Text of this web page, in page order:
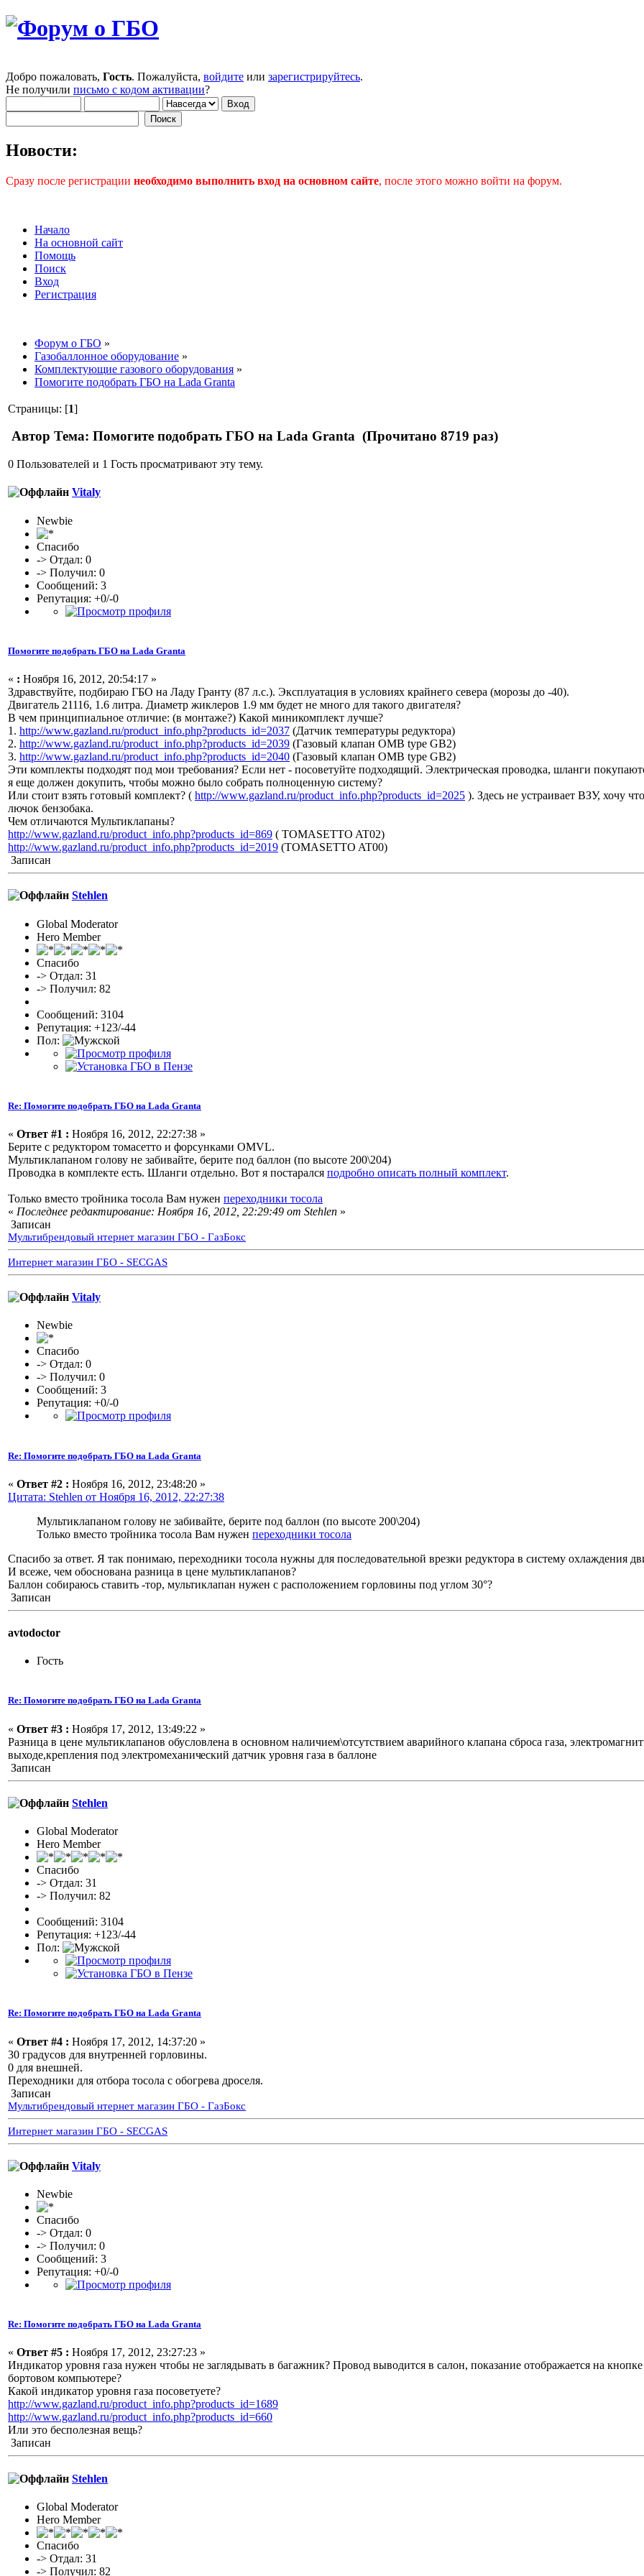
Добро пожаловать, Гость. Пожалуйста, войдите или зарегистрируйтесь.
Не получили письмо с кодом активации?
Новости:
Сразу после регистрации необходимо выполнить вход на основном сайте, после этого можно войти на форум.
Начало
На основной сайт
Помощь
Поиск
Вход
Регистрация
Форум о ГБО »
Газобаллонное оборудование »
Комплектующие газового оборудования »
Помогите подобрать ГБО на Lada Granta
Страницы: [1]
Автор Тема: Помогите подобрать ГБО на Lada Granta (Прочитано 8719 раз)
0 Пользователей и 1 Гость просматривают эту тему.
Vitaly
Newbie
Спасибо
-> Отдал: 0
-> Получил: 0
Сообщений: 3
Репутация: +0/-0
Помогите подобрать ГБО на Lada Granta
« : Ноября 16, 2012, 20:54:17 »
Здравствуйте, подбираю ГБО на Ладу Гранту (87 л.с.). Эксплуатация в условиях крайнего севера (морозы до -40).
Двигатель 21116, 1.6 литра. Диаметр жиклеров 1.9 мм будет не много для такого двигателя?
В чем принципиальное отличие: (в монтаже?) Какой миникомплект лучше?
1. http://www.gazland.ru/product_info.php?products_id=2037 (Датчик температуры редуктора)
2. http://www.gazland.ru/product_info.php?products_id=2039 (Газовый клапан ОМВ type GB2)
3. http://www.gazland.ru/product_info.php?products_id=2040 (Газовый клапан ОМВ type GB2)
Эти комплекты подходят под мои требования? Если нет - посоветуйте подходящий. Электрическая проводка, шланги
я еще должен докупить, чтобы можно было собрать полноценную систему?
Или стоит взять готовый комплект? ( http://www.gazland.ru/product_info.php?products_id=2025 ). Здесь не устраивает ВЗУ, хочу
лючок бензобака.
Чем отличаются Мультиклапаны?
http://www.gazland.ru/product_info.php?products_id=869 ( TOMASETTO AT02)
http://www.gazland.ru/product_info.php?products_id=2019 (TOMASETTO AT00)
Записан
Stehlen
Global Moderator
Hero Member
Спасибо
-> Отдал: 31
-> Получил: 82
Сообщений: 3104
Репутация: +123/-44
Пол:
Re: Помогите подобрать ГБО на Lada Granta
« Ответ #1 : Ноября 16, 2012, 22:27:38 »
Берите с редуктором томасетто и форсунками OMVL.
Мультиклапаном голову не забивайте, берите под баллон (по высоте 200\204)
Проводка в комплекте есть. Шланги отдельно. Вот я постарался подробно описать полный комплект.
Только вместо тройника тосола Вам нужен переходники тосола
« Последнее редактирование: Ноября 16, 2012, 22:29:49 от Stehlen »
Записан
Мультибрендовый нтернет магазин ГБО - ГазБокс
Интернет магазин ГБО - SECGAS
Vitaly
Newbie
Спасибо
-> Отдал: 0
-> Получил: 0
Сообщений: 3
Репутация: +0/-0
Re: Помогите подобрать ГБО на Lada Granta
« Ответ #2 : Ноября 16, 2012, 23:48:20 »
Цитата: Stehlen от Ноября 16, 2012, 22:27:38
Мультиклапаном голову не забивайте, берите под баллон (по высоте 200\204)
Только вместо тройника тосола Вам нужен переходники тосола
Спасибо за ответ. Я так понимаю, переходники тосола нужны для последовательной врезки редуктора в систему охлаждения
И всеже, чем обоснована разница в цене мультиклапанов?
Баллон собираюсь ставить -тор, мультиклапан нужен с расположением горловины под углом 30°?
Записан
avtodoctor
Гость
Re: Помогите подобрать ГБО на Lada Granta
« Ответ #3 : Ноября 17, 2012, 13:49:22 »
Разница в цене мультиклапанов обусловлена в основном наличием\отсутствием аварийного клапана сброса газа,
выходе,крепления под электромеханический датчик уровня газа в баллоне
Записан
Stehlen
Global Moderator
Hero Member
Спасибо
-> Отдал: 31
-> Получил: 82
Сообщений: 3104
Репутация: +123/-44
Пол:
Re: Помогите подобрать ГБО на Lada Granta
« Ответ #4 : Ноября 17, 2012, 14:37:20 »
30 градусов для внутренней горловины.
0 для внешней.
Переходники для отбора тосола с обогрева дроселя.
Записан
Мультибрендовый нтернет магазин ГБО - ГазБокс
Интернет магазин ГБО - SECGAS
Vitaly
Newbie
Спасибо
-> Отдал: 0
-> Получил: 0
Сообщений: 3
Репутация: +0/-0
Re: Помогите подобрать ГБО на Lada Granta
« Ответ #5 : Ноября 17, 2012, 23:27:23 »
Индикатор уровня газа нужен чтобы не заглядывать в багажник? Провод выводится в салон, показание отображается на
бортовом компьютере?
Какой индикатор уровня газа посоветуете?
http://www.gazland.ru/product_info.php?products_id=1689
http://www.gazland.ru/product_info.php?products_id=660
Или это бесполезная вещь?
Записан
Stehlen
Global Moderator
Hero Member
Спасибо
-> Отдал: 31
-> Получил: 82